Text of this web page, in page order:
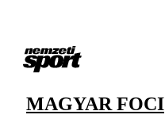
MAGYAR FOCI